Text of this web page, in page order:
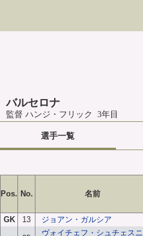
バルセロナ
監督 ハンジ・フリック 3年目
選手一覧
Pos. No. 名前
GK
13 ジョアン・ガルシア
ヴォイチェフ・シュチェスニ